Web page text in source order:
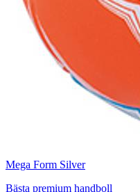
Mega Form Silver
Bästa premium handboll